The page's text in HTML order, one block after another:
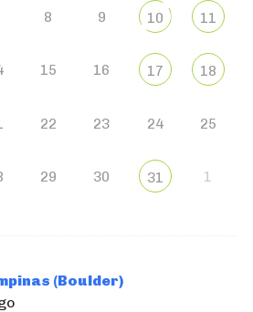
8 9 10 11
15 16 17 18
22 23 24 25
29 30 31 1
(Boulder)